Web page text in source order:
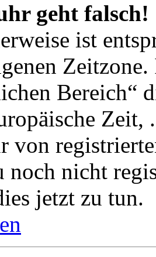
geht falsch!
ist
Bereich“
Zeit,
von
noch nicht
jetzt zu tun.